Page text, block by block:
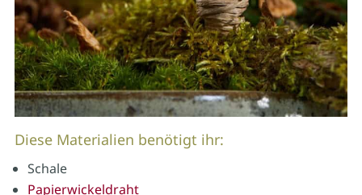
Diese Materialien benötigt ihr:
Schale
Papierwickeldraht